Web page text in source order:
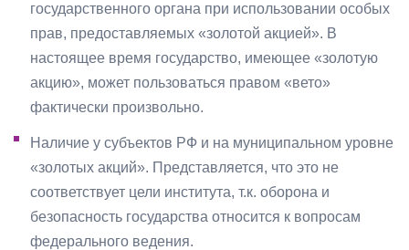
государственного органа при использовании особых
прав, предоставляемых «золотой акцией». В
настоящее время государство, имеющее «золотую
акцию», может пользоваться правом «вето»
фактически произвольно.
Наличие у субъектов РФ и на муниципальном уровне
«золотых акций». Представляется, что это не
соответствует цели института, т.к. оборона и
безопасность государства относится к вопросам
федерального ведения.